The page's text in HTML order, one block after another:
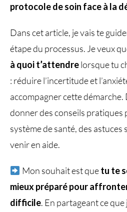
protocole de soin face à la
Dans cet article, je vais te
étape du processus. Je veux
à quoi t’attendrelorsque tu
: réduire l’incertitude et
accompagner cette démarche.
donner des conseils pratiques
système de santé, des
venir en aide.
Mon souhait est quetu te
mieux préparé pour
difficile. En partageant ce que